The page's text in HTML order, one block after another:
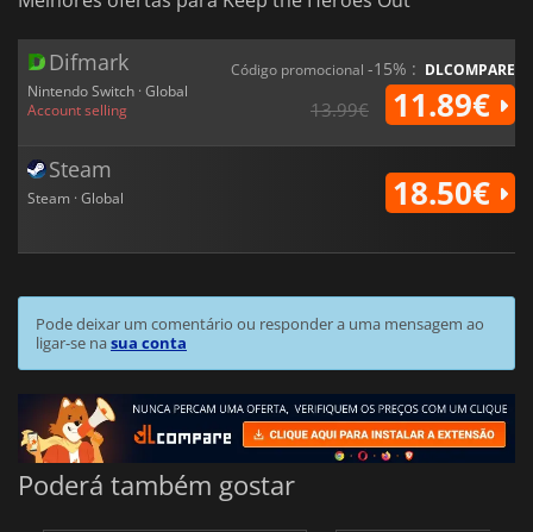
Difmark
Nintendo Switch · Global
Account selling
Código promocional -15% : DLCOMPARE
13.99€ 11.89€
Steam
Steam · Global 18.50€
Pode deixar um comentário ou responder a uma mensagem ao
ligar-se nasua conta
Poderá também gostar